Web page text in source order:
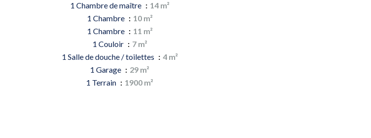
1 Chambre de maître
14 m²
1 Chambre
10 m²
1 Chambre
11 m²
1 Couloir
7 m²
1 Salle de douche / toilettes
4 m²
1 Garage
29 m²
1 Terrain
1900 m²